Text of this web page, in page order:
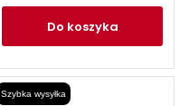
do koszyka
Szybka wysyłka